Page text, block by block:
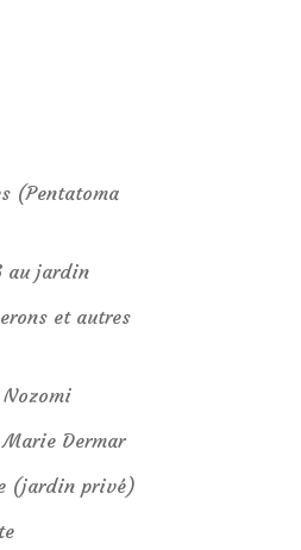
(Pentatoma
au jardin
et autres
Dermar
(jardin privé)